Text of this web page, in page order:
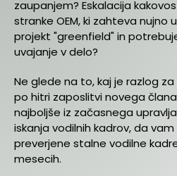
zaupanjem? Eskalacija
stranke OEM, ki zahteva nujno
projekt "greenfield" in
uvajanje v delo?
Ne glede na to, kaj je razlog
po hitri zaposlitvi novega
najboljše iz začasnega
iskanja vodilnih kadrov, da
preverjene stalne vodilne
mesecih.